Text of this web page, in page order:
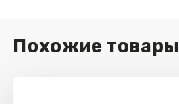
Похожие товары